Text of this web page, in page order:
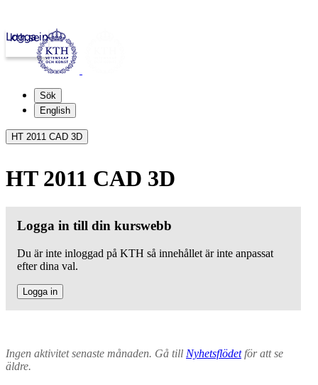
kth.se
Logga in
Sök
English
HT 2011 CAD 3D
HT 2011 CAD 3D
Logga in till din kurswebb
Du är inte inloggad på KTH så innehållet är inte anpassat
efter dina val.
Logga in
Ingen aktivitet senaste månaden. Gå till Nyhetsflödetför att se
äldre.